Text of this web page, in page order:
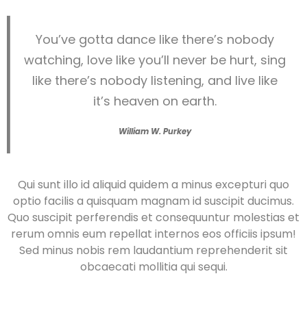
You’ve gotta dance like there’s nobody
watching, love like you’ll never be hurt, sing
like there’s nobody listening, and live like
it’s heaven on earth.
William W. Purkey
Qui sunt illo id aliquid quidem a minus excepturi quo
optio facilis a quisquam magnam id suscipit ducimus.
Quo suscipit perferendis et consequuntur molestias et
rerum omnis eum repellat internos eos officiis ipsum!
Sed minus nobis rem laudantium reprehenderit sit
obcaecati mollitia qui sequi.